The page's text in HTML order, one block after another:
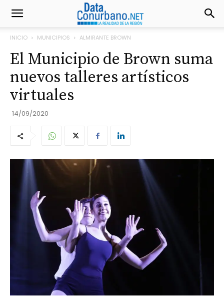
INICIO MUNICIPIOS ALMIRANTE BROWN
El Municipio de Brown suma
nuevos talleres artísticos
virtuales
14/09/2020